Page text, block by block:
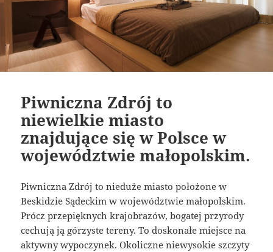
Piwniczna Zdrój to
niewielkie miasto
znajdujące się w Polsce w
województwie małopolskim.
Piwniczna Zdrój to nieduże miasto położone w
Beskidzie Sądeckim w województwie małopolskim.
Prócz przepięknych krajobrazów, bogatej przyrody
cechują ją górzyste tereny. To doskonałe miejsce na
aktywny wypoczynek. Okoliczne niewysokie szczyty